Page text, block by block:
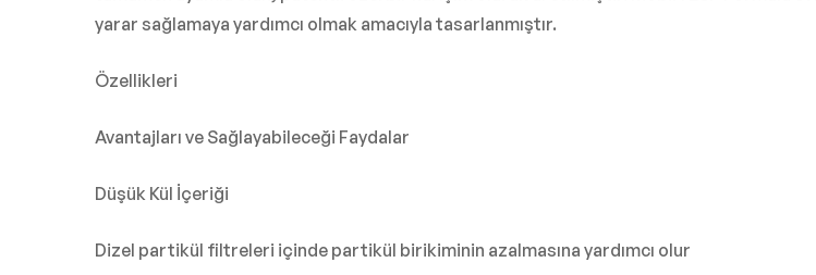
yarar sağlamaya yardımcı olmak amacıyla tasarlanmıştır.
Özellikleri
Avantajları ve Sağlayabileceği Faydalar
Düşük Kül İçeriği
Dizel partikül filtreleri içinde partikül birikiminin azalmasına yardımcı olur